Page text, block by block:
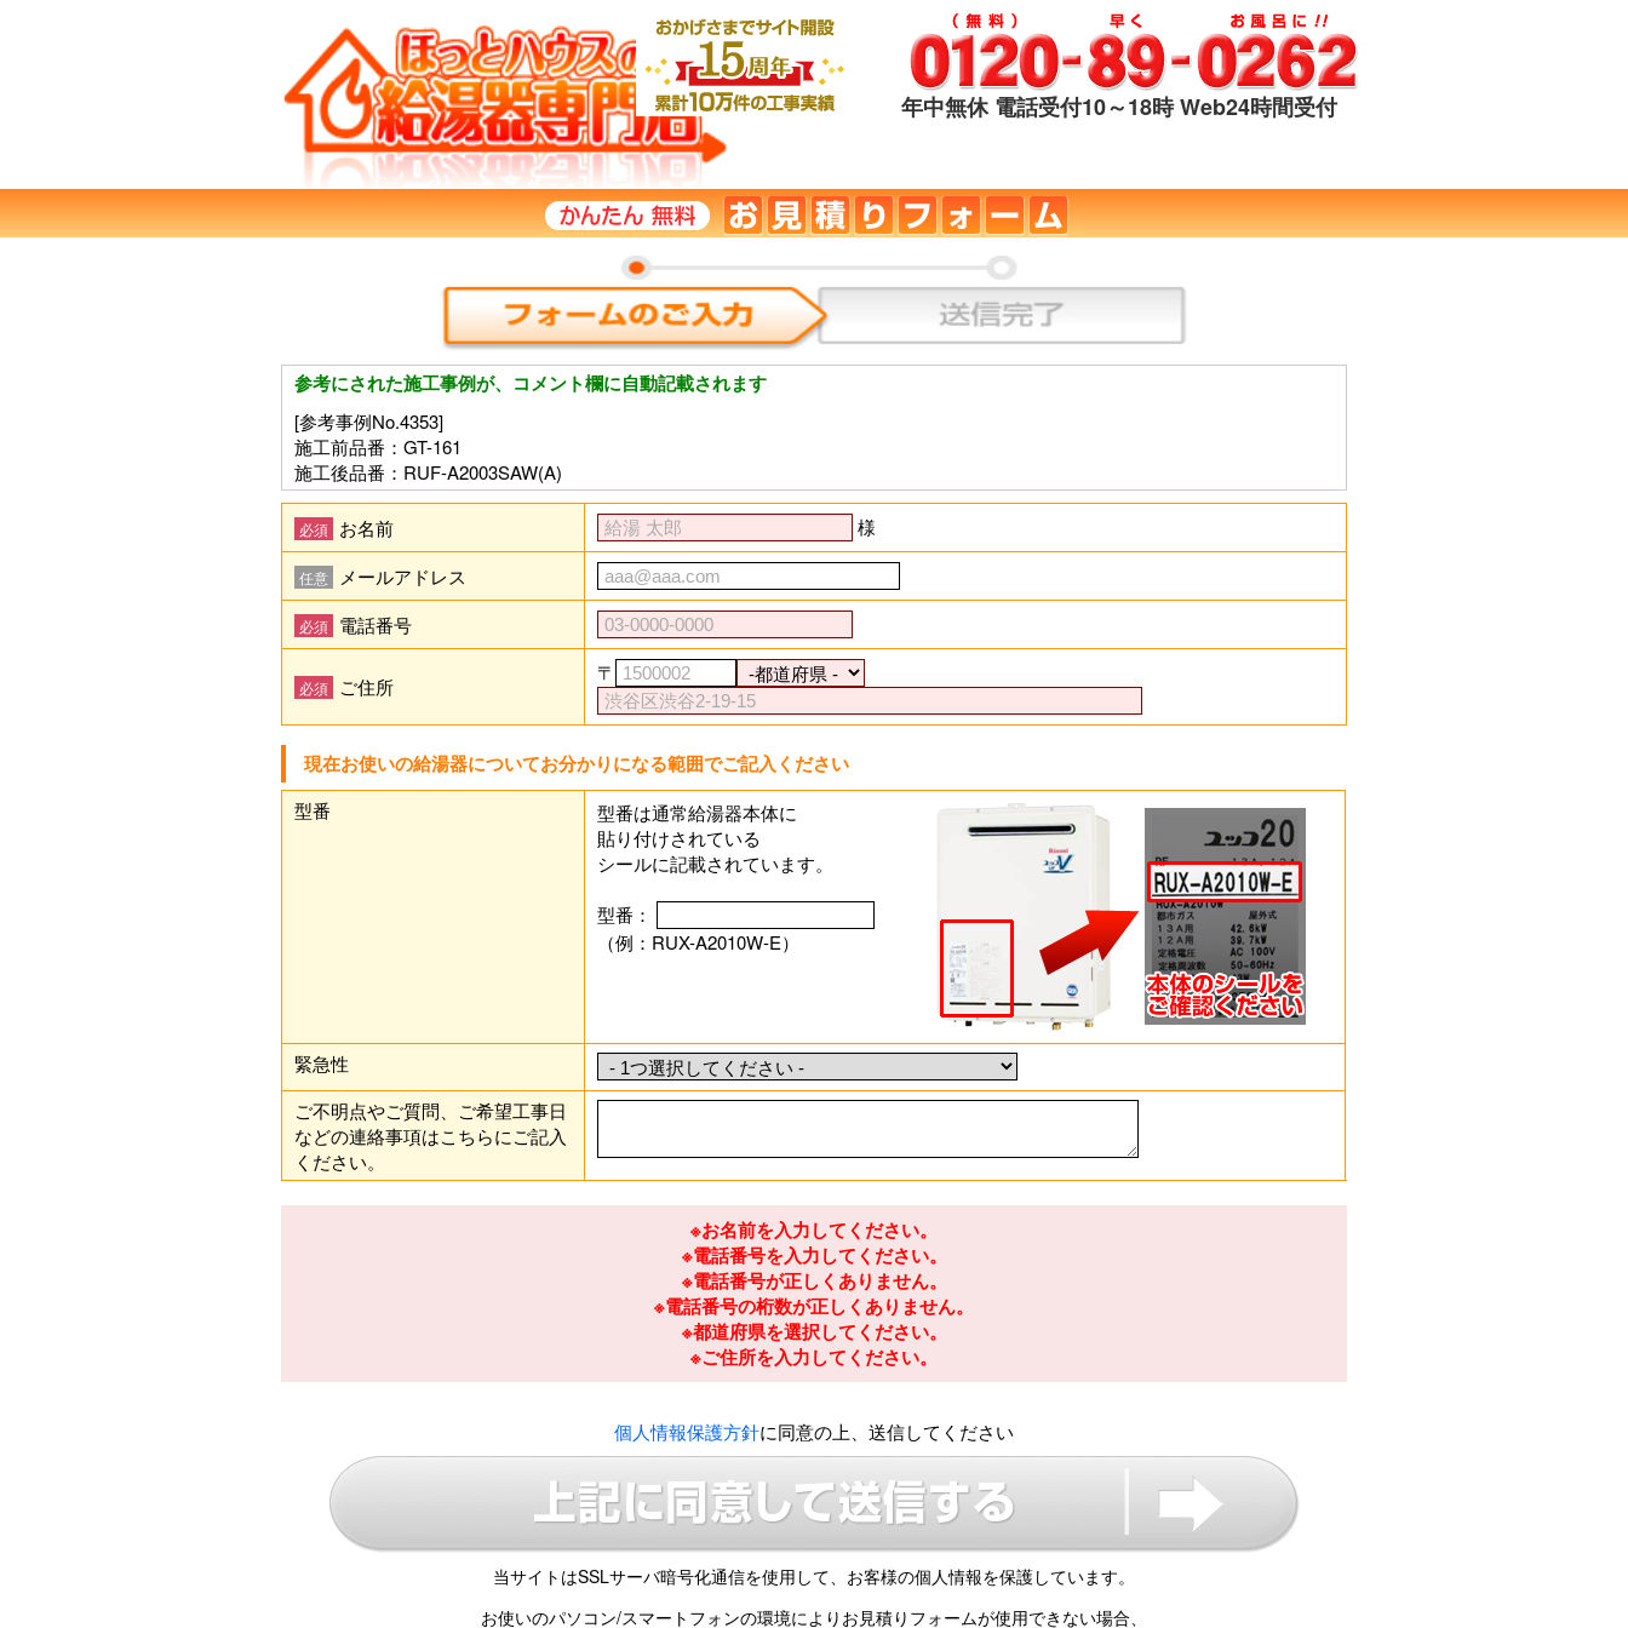
年中無休 電話受付10～18時 Web24時間受付
参考にされた施工事例が、コメント欄に自動記載されます
[参考事例No.4353]
施工前品番：GT-161
施工後品番：RUF-A2003SAW(A)
必須 お名前 様
任意 メールアドレス
必須 電話番号
必須 ご住所
〒
現在お使いの給湯器についてお分かりになる範囲でご記入ください
型番
型番は通常給湯器本体に
貼り付けされている
シールに記載されています。
型番：
（例：RUX-A2010W-E）
緊急性
ご不明点やご質問、ご希望工事日
などの連絡事項はこちらにご記入
ください。
※お名前を入力してください。
※電話番号を入力してください。
※電話番号が正しくありません。
※電話番号の桁数が正しくありません。
※都道府県を選択してください。
※ご住所を入力してください。
個人情報保護方針に同意の上、送信してください
当サイトはSSLサーバ暗号化通信を使用して、 お客様の個人情報を保護しています。
お使いのパソコン/スマートフォンの環境により お見積りフォームが使用できない場合、